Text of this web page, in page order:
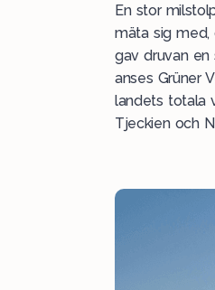
En stor
mäta sig med,
gav druvan
anses Grüner
landets totala
Tjeckien och